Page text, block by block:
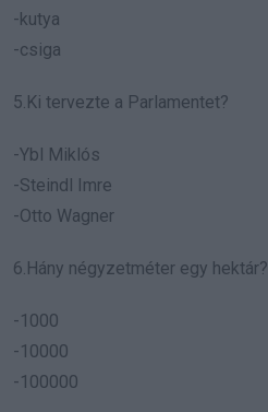
-kutya
-csiga
5.Ki tervezte a Parlamentet?
-Ybl Miklós
-Steindl Imre
-Otto Wagner
6.Hány négyzetméter egy hektár?
-1000
-10000
-100000